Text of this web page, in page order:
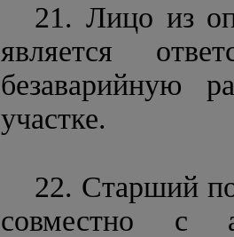
21. Лицо из
является
безаварийную
участке.
22. Старший
совместно с